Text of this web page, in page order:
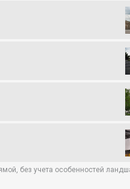
без учета особенностей